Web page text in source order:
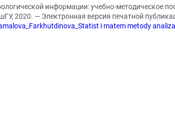
информации: учебно-методическое
2020. — Электронная версия печатной
i matem metody analiza